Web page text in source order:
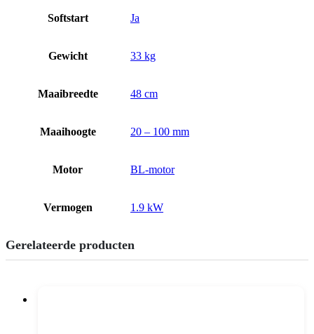
Softstart Ja
Gewicht 33 kg
Maaibreedte 48 cm
Maaihoogte 20 – 100 mm
Motor BL-motor
Vermogen 1.9 kW
Gerelateerde producten